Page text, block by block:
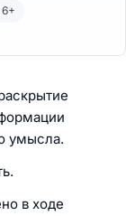
умысла.
в ходе